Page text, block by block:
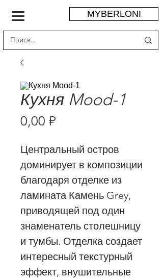
MYBERLONI
Кухня Mood-1
0,00 ₽
Центральный остров
доминирует в композиции
благодаря отделке из
ламината Камень Grey,
приводящей под один
знаменатель столешницу
и тумбы. Отделка создает
интересный текстурный
эффект, внушительные